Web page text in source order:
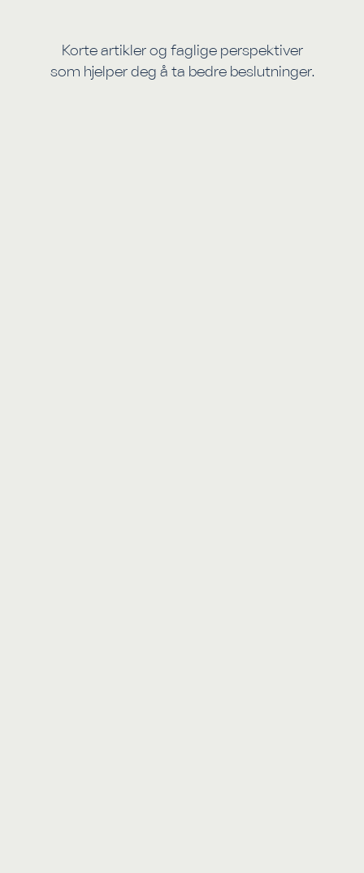
Korte artikler og faglige perspektiver
som hjelper deg å ta bedre beslutninger.